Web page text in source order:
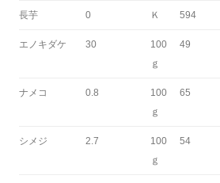
長芋 0 Ｋ 594
エノキダケ 30
100
ｇ
49
ナメコ 0.8
100
ｇ
65
シメジ 2.7
100
ｇ
54